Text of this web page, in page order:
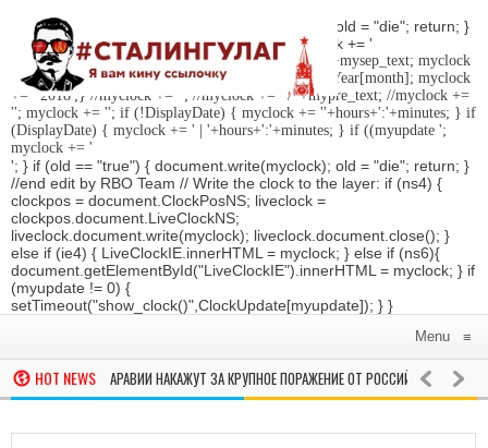
'; } if (old == "true") { document.write(myclock); old = "die"; return; }
//Date-Time if (StyleDate) { myclock = ''; myclock += '
'; if (DisplayDate) { myclock += ' '; //myclock += ' '+mysep_text; myclock
+= DaysOfWeek[day]+', '+mday+mn+' '+MonthsOfYear[month]; myclock
+= ' 2018';} //myclock += '
'; //myclock += ' / '+mypre_text; //myclock +=
''; myclock += ''; if (!DisplayDate) { myclock += ''+hours+':'+minutes; } if
(DisplayDate) { myclock += ' | '+hours+':'+minutes; } if ((myupdate ';
myclock += '
'; } if (old == "true") { document.write(myclock); old = "die"; return; }
//end edit by RBO Team // Write the clock to the layer: if (ns4) {
clockpos = document.ClockPosNS; liveclock =
clockpos.document.LiveClockNS;
liveclock.document.write(myclock); liveclock.document.close(); }
else if (ie4) { LiveClockIE.innerHTML = myclock; } else if (ns6){
document.getElementById("LiveClockIE").innerHTML = myclock; } if
(myupdate != 0) {
setTimeout("show_clock()",ClockUpdate[myupdate]); } }
Menu ≡
HOT NEWS
САУДОВСКОЙ АРАВИИ НАКАЖУТ ЗА КРУПНОЕ ПОРАЖЕНИЕ ОТ РОССИЙСКОЙ КОМАНДЫ